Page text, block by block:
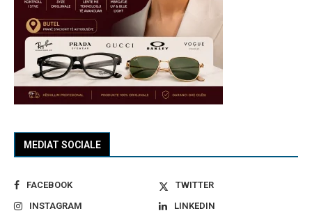
MEDIAT SOCIALE
FACEBOOK
TWITTER
INSTAGRAM
LINKEDIN